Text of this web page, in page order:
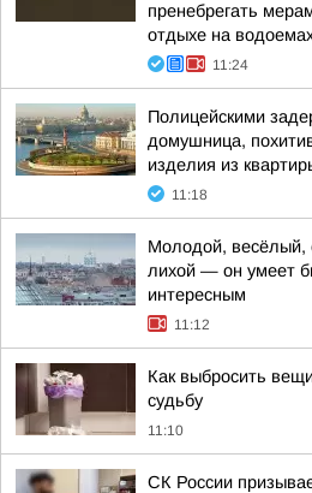
пренебрегать
отдыхе на
11:24
Полицейскими
домушница,
изделия из
11:18
Молодой, весёлый,
лихой — он умеет
интересным
11:12
Как выбросить
судьбу
11:10
СК России